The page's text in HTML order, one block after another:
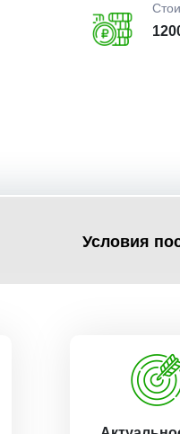
Условия